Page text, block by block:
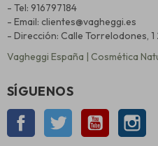
- Tel: 916797184
- Email: clientes@vagheggi.es
- Dirección: Calle Torrelodones,
Vagheggi España | Cosmética
SÍGUENOS
Facebook Twitter YouTube